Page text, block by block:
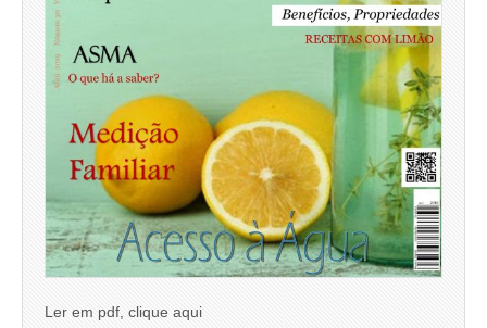
Ler em pdf, clique aqui